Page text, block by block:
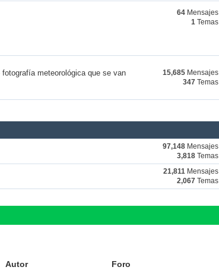
64 Mensajes
1 Temas
meteorológica que se van
15,685 Mensajes
347
Temas
97,148 Mensajes
3,818 Temas
21,811 Mensajes
2,067
Temas
Autor Foro